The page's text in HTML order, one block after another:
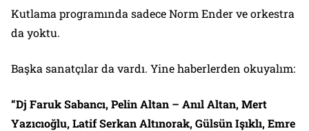
Kutlama programında sadece Norm Ender ve orkestra
da yoktu.
Başka sanatçılar da vardı. Yine haberlerden okuyalım:
“Dj Faruk Sabancı, Pelin Altan – Anıl Altan, Mert
Yazıcıoğlu, Latif Serkan Altınorak, Gülsün Işıklı, Emre